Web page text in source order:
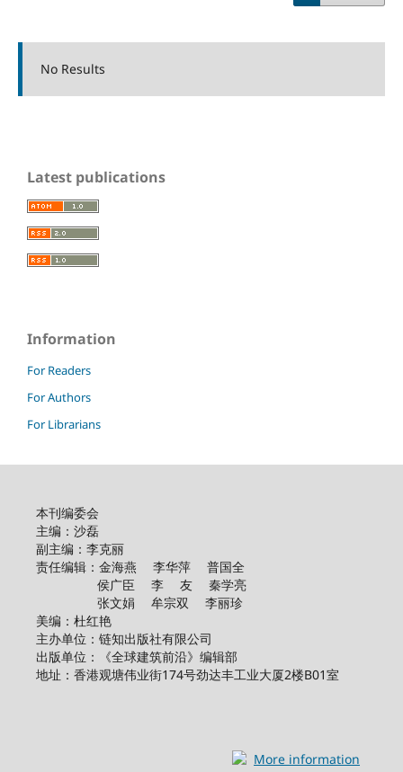
No Results
Latest publications
Information
For Readers
For Authors
For Librarians
本刊编委会
主编：沙磊
副主编：李克丽
责任编辑：金海燕 李华萍 普国全
侯广臣 李 友 秦学亮
张文娟 牟宗双 李丽珍
美编：杜红艳
主办单位：链知出版社有限公司
出版单位：《全球建筑前沿》编辑部
地址：香港观塘伟业街174号劲达丰工业大厦2楼B01室